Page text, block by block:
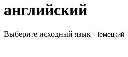
английский
Выберите исходный язык